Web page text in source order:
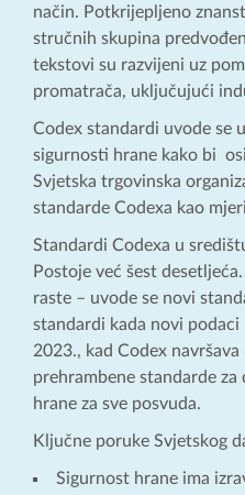
način. Potkrijepljeno
stručnih skupina
tekstovi su razvijeni uz
promatrača, uključujući
Codex standardi uvode se
sigurnosti hrane kako bi
Svjetska trgovinska
standarde Codexa kao
Standardi Codexa u
Postoje već šest
raste – uvode se novi
standardi kada novi
2023., kad Codex
prehrambene standarde
hrane za sve posvuda.
Ključne poruke Svjetskog
Sigurnost hrane ima